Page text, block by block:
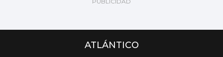
ATLÁNTICO